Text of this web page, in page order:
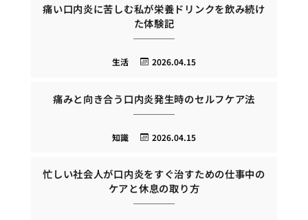
痛い口内炎に苦しむ私が栄養ドリンクを飲み続け
た体験記
2026.04.15
生活
痛みと向き合う口内炎発生時のセルフケア法
2026.04.15
知識
忙しい社会人が口内炎をすぐ治すための仕事中の
ケアと休息の取り方